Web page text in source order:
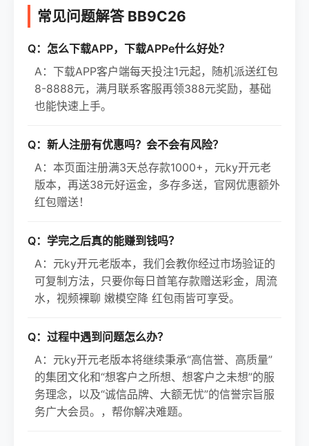
常见问题解答 BB9C26
Q：怎么下载APP，下载APPe什么好处？
A：下载APP客户端每天投注1元起，随机派送红包
8-8888元，满月联系客服再领388元奖励，基础
也能快速上手。
Q：新人注册有优惠吗？会不会有风险？
A：本页面注册满3天总存款1000+，元ky开元老
版本，再送38元好运金，多存多送，官网优惠额外
红包赠送！
Q：学完之后真的能赚到钱吗？
A：元ky开元老版本，我们会教你经过市场验证的
可复制方法，只要你每日首笔存款赠送彩金，周流
水，视频裸聊 嫩模空降 红包雨皆可享受。
Q：过程中遇到问题怎么办？
A：元ky开元老版本将继续秉承“高信誉、高质量”
的集团文化和“想客户之所想、想客户之未想”的服
务理念，以及“诚信品牌、大额无忧”的信誉宗旨服
务广大会员。，帮你解决难题。